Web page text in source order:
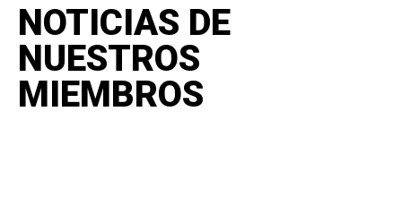
NOTICIAS DE
NUESTROS
MIEMBROS